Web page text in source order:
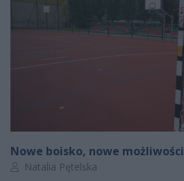
Nowe boisko, nowe możliwości
Autor artykułu:
Natalia Pętelska